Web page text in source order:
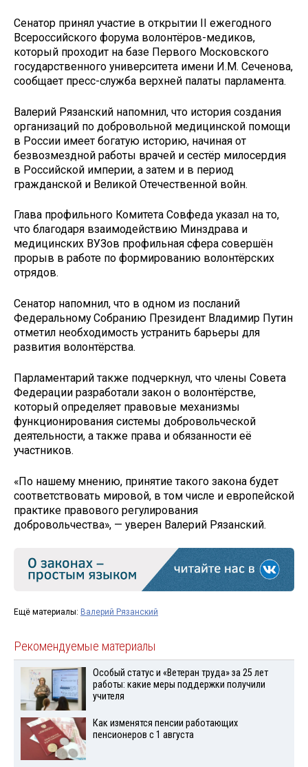
Сенатор принял участие в открытии II ежегодного
Всероссийского форума волонтёров-медиков,
который проходит на базе Первого Московского
государственного университета имени И.М. Сеченова,
сообщает пресс-служба верхней палаты парламента.
Валерий Рязанский напомнил, что история создания
организаций по добровольной медицинской помощи
в России имеет богатую историю, начиная от
безвозмездной работы врачей и сестёр милосердия
в Российской империи, а затем и в период
гражданской и Великой Отечественной войн.
Глава профильного Комитета Совфеда указал на то,
что благодаря взаимодействию Минздрава и
медицинских ВУЗов профильная сфера совершён
прорыв в работе по формированию волонтёрских
отрядов.
Сенатор напомнил, что в одном из посланий
Федеральному Собранию Президент Владимир Путин
отметил необходимость устранить барьеры для
развития волонтёрства.
Парламентарий также подчеркнул, что члены Совета
Федерации разработали закон о волонтёрстве,
который определяет правовые механизмы
функционирования системы добровольческой
деятельности, а также права и обязанности её
участников.
«По нашему мнению, принятие такого закона будет
соответствовать мировой, в том числе и европейской
практике правового регулирования
добровольчества», — уверен Валерий Рязанский.
Ещё материалы: Валерий Рязанский
Рекомендуемые материалы
Особый статус и «Ветеран труда» за 25 лет
работы: какие меры поддержки получили
учителя
Как изменятся пенсии работающих
пенсионеров с 1 августа